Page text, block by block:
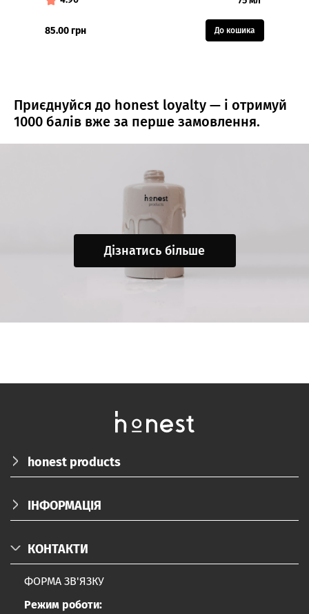
85.00 грн До кошика
Приєднуйся до honest loyalty — і отримуй
1000 балів вже за перше замовлення.
Дізнатись більше
honest products
КАТАЛОГ
БЛОГ
FAQ
ІНФОРМАЦІЯ
КОРПОРАТИВНІ ПОДАРУНКИ
ПАРТНЕРАМ
ДОГОВІР ПУБЛІЧНОЇ ОФЕРТИ
КОНТАКТИ
ФОРМА ЗВ'ЯЗКУ
Режим роботи: